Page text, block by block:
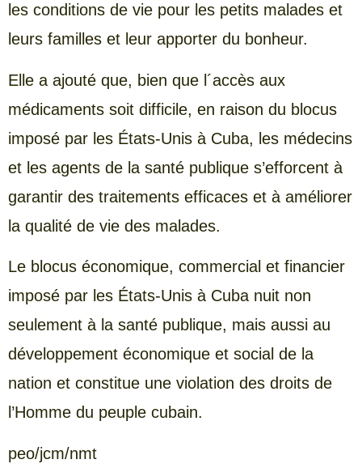
les conditions de vie pour les petits malades et
leurs familles et leur apporter du bonheur.
Elle a ajouté que, bien que l´accès aux
médicaments soit difficile, en raison du blocus
imposé par les États-Unis à Cuba, les médecins
et les agents de la santé publique s’efforcent à
garantir des traitements efficaces et à améliorer
la qualité de vie des malades.
Le blocus économique, commercial et financier
imposé par les États-Unis à Cuba nuit non
seulement à la santé publique, mais aussi au
développement économique et social de la
nation et constitue une violation des droits de
l’Homme du peuple cubain.
peo/jcm/nmt